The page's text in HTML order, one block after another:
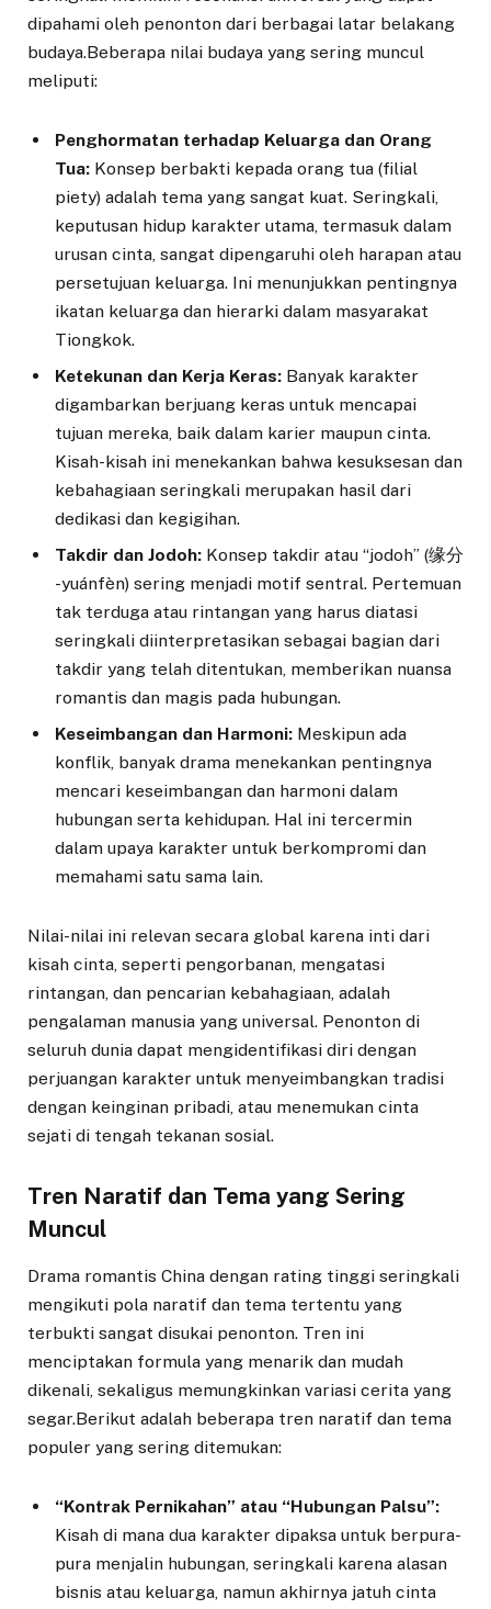
dipahami oleh penonton dari berbagai latar belakang
budaya.Beberapa nilai budaya yang sering muncul
meliputi:
Penghormatan terhadap Keluarga dan Orang
Tua: Konsep berbakti kepada orang tua (filial
piety) adalah tema yang sangat kuat. Seringkali,
keputusan hidup karakter utama, termasuk dalam
urusan cinta, sangat dipengaruhi oleh harapan atau
persetujuan keluarga. Ini menunjukkan pentingnya
ikatan keluarga dan hierarki dalam masyarakat
Tiongkok.
Ketekunan dan Kerja Keras: Banyak karakter
digambarkan berjuang keras untuk mencapai
tujuan mereka, baik dalam karier maupun cinta.
Kisah-kisah ini menekankan bahwa kesuksesan dan
kebahagiaan seringkali merupakan hasil dari
dedikasi dan kegigihan.
Takdir dan Jodoh: Konsep takdir atau “jodoh” (缘分
-yuánfèn) sering menjadi motif sentral. Pertemuan
tak terduga atau rintangan yang harus diatasi
seringkali diinterpretasikan sebagai bagian dari
takdir yang telah ditentukan, memberikan nuansa
romantis dan magis pada hubungan.
Keseimbangan dan Harmoni: Meskipun ada
konflik, banyak drama menekankan pentingnya
mencari keseimbangan dan harmoni dalam
hubungan serta kehidupan. Hal ini tercermin
dalam upaya karakter untuk berkompromi dan
memahami satu sama lain.
Nilai-nilai ini relevan secara global karena inti dari
kisah cinta, seperti pengorbanan, mengatasi
rintangan, dan pencarian kebahagiaan, adalah
pengalaman manusia yang universal. Penonton di
seluruh dunia dapat mengidentifikasi diri dengan
perjuangan karakter untuk menyeimbangkan tradisi
dengan keinginan pribadi, atau menemukan cinta
sejati di tengah tekanan sosial.
Tren Naratif dan Tema yang Sering
Muncul
Drama romantis China dengan rating tinggi seringkali
mengikuti pola naratif dan tema tertentu yang
terbukti sangat disukai penonton. Tren ini
menciptakan formula yang menarik dan mudah
dikenali, sekaligus memungkinkan variasi cerita yang
segar.Berikut adalah beberapa tren naratif dan tema
populer yang sering ditemukan:
“Kontrak Pernikahan” atau “Hubungan Palsu”:
Kisah di mana dua karakter dipaksa untuk berpura-
pura menjalin hubungan, seringkali karena alasan
bisnis atau keluarga, namun akhirnya jatuh cinta